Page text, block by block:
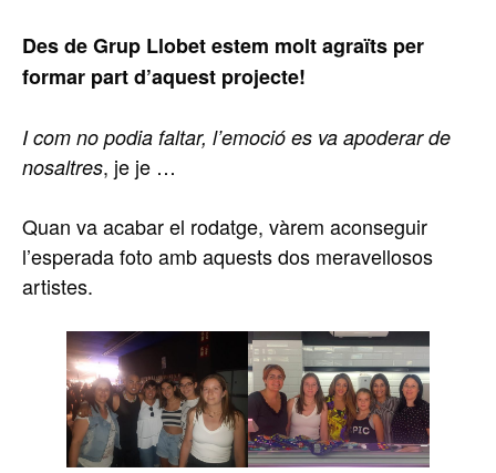
Des de Grup Llobet estem molt agraïts per
formar part d’aquest projecte!
I com no podia faltar, l’emoció es va apoderar de
nosaltres, je je …
Quan va acabar el rodatge, vàrem aconseguir
l’esperada foto amb aquests dos meravellosos
artistes.